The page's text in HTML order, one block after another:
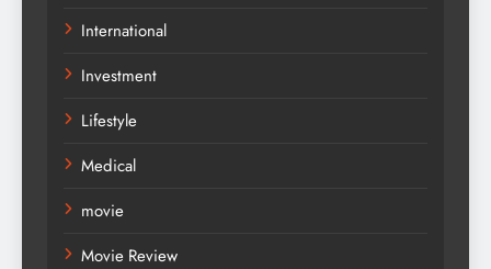
International
Investment
Lifestyle
Medical
movie
Movie Review